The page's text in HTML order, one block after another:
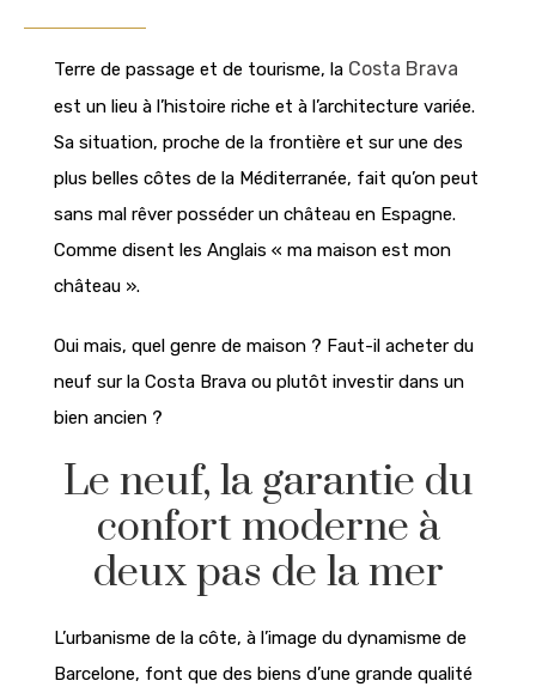
Terre de passage et de tourisme, la Costa Brava
est un lieu à l’histoire riche et à l’architecture variée.
Sa situation, proche de la frontière et sur une des
plus belles côtes de la Méditerranée, fait qu’on peut
sans mal rêver posséder un château en Espagne.
Comme disent les Anglais « ma maison est mon
château ».
Oui mais, quel genre de maison ? Faut-il acheter du
neuf sur la Costa Brava ou plutôt investir dans un
bien ancien ?
Le neuf, la garantie du
confort moderne à
deux pas de la mer
L’urbanisme de la côte, à l’image du dynamisme de
Barcelone, font que des biens d’une grande qualité